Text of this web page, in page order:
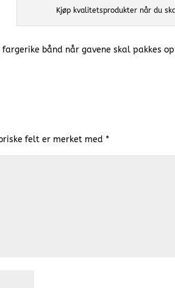
Kjøp kvalitetsprodukter når du
bånd når gavene skal pakkes
felt er merket med *